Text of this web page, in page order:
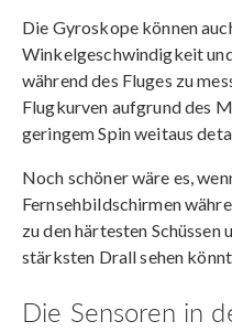
Die Gyroskope können
Winkelgeschwindigkeit
während des Fluges zu
Flugkurven aufgrund des
geringem Spin weitaus
Noch schöner wäre es,
Fernsehbildschirmen
zu den härtesten Schüssen
stärksten Drall sehen
Die Sensoren in